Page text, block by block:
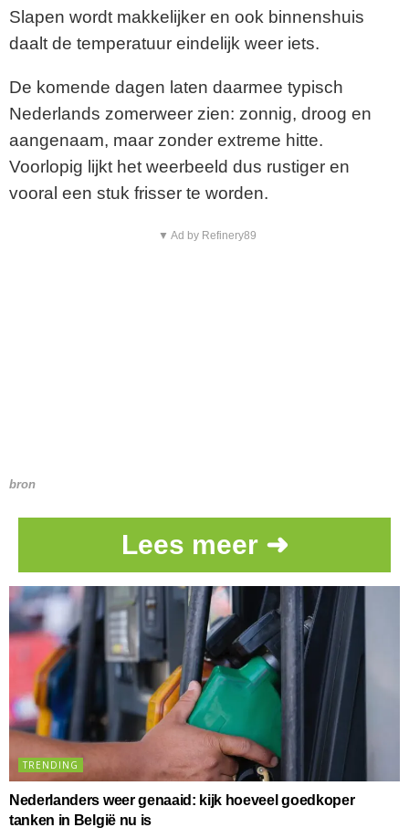
Slapen wordt makkelijker en ook binnenshuis
daalt de temperatuur eindelijk weer iets.
De komende dagen laten daarmee typisch
Nederlands zomerweer zien: zonnig, droog en
aangenaam, maar zonder extreme hitte.
Voorlopig lijkt het weerbeeld dus rustiger en
vooral een stuk frisser te worden.
▼ Ad by Refinery89
bron
Lees meer ➜
TRENDING
Nederlanders weer genaaid: kijk hoeveel goedkoper
tanken in België nu is